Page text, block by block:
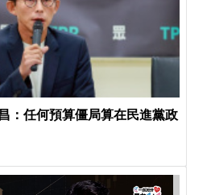
任何預算僵局算在民進黨政